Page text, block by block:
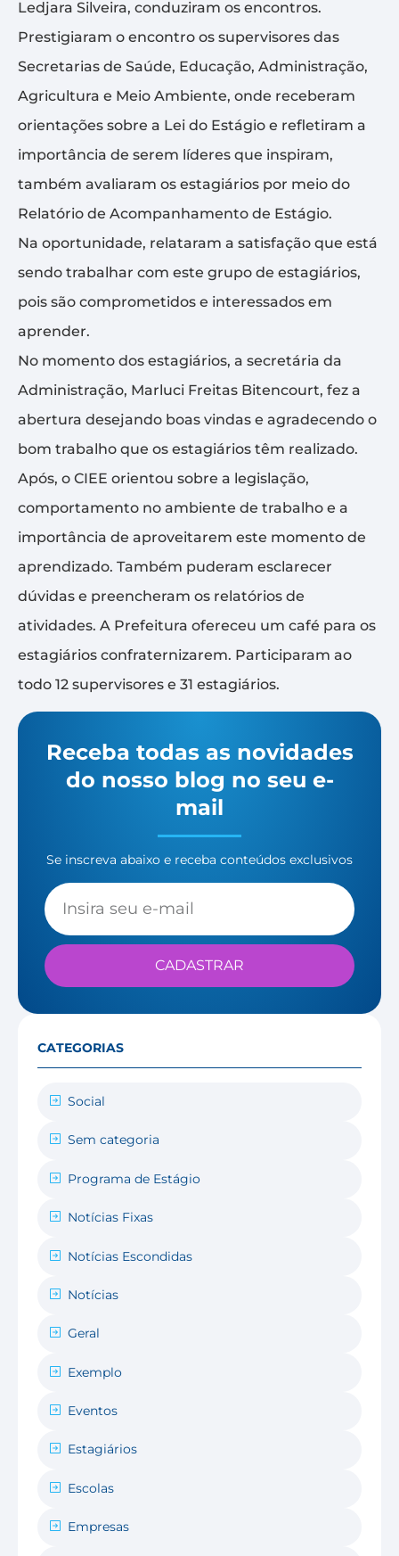
Ledjara Silveira, conduziram os encontros.
Prestigiaram o encontro os supervisores das
Secretarias de Saúde, Educação, Administração,
Agricultura e Meio Ambiente, onde receberam
orientações sobre a Lei do Estágio e refletiram a
importância de serem líderes que inspiram,
também avaliaram os estagiários por meio do
Relatório de Acompanhamento de Estágio.
Na oportunidade, relataram a satisfação que está
sendo trabalhar com este grupo de estagiários,
pois são comprometidos e interessados em
aprender.
No momento dos estagiários, a secretária da
Administração, Marluci Freitas Bitencourt, fez a
abertura desejando boas vindas e agradecendo o
bom trabalho que os estagiários têm realizado.
Após, o CIEE orientou sobre a legislação,
comportamento no ambiente de trabalho e a
importância de aproveitarem este momento de
aprendizado. Também puderam esclarecer
dúvidas e preencheram os relatórios de
atividades. A Prefeitura ofereceu um café para os
estagiários confraternizarem. Participaram ao
todo 12 supervisores e 31 estagiários.
Receba todas as novidades
do nosso blog no seu e-
mail
Se inscreva abaixo e receba conteúdos exclusivos
CADASTRAR
CATEGORIAS
Social
Sem categoria
Programa de Estágio
Notícias Fixas
Notícias Escondidas
Notícias
Geral
Exemplo
Eventos
Estagiários
Escolas
Empresas